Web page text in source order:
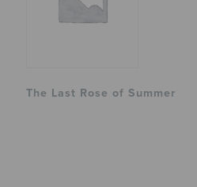
The Last Rose of Summer